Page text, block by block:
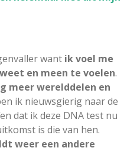
want ik voel me
en meen te voelen.
meer werelddelen en
ik nieuwsgierig naar de
dat ik deze DNA test nu
is die van hen.
weer een andere